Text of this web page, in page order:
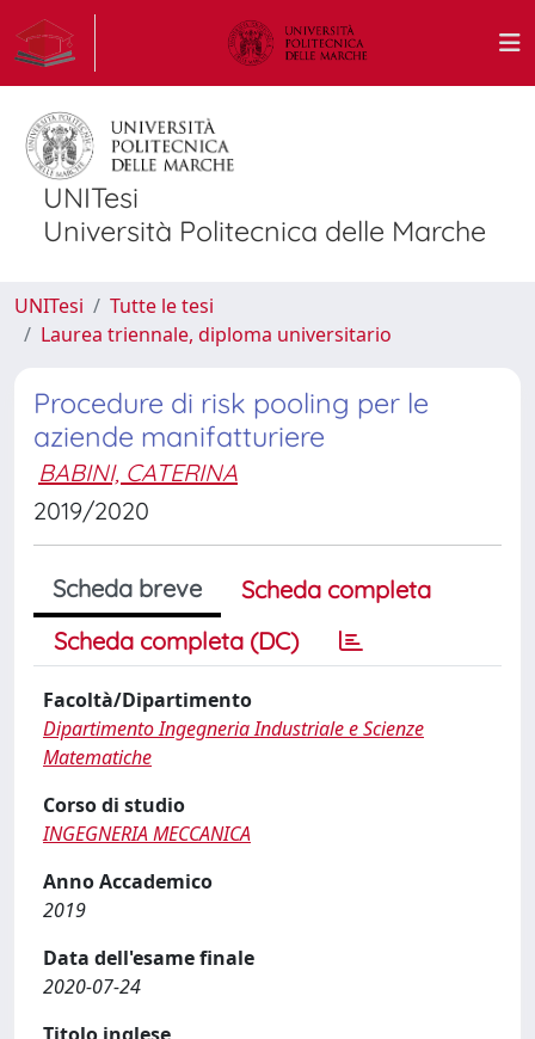
UNITesi
Università Politecnica delle Marche
UNITesi
Tutte le tesi
Laurea triennale, diploma universitario
Procedure di risk pooling per le
aziende manifatturiere
BABINI, CATERINA
2019/2020
Scheda breve
Scheda completa
Scheda completa (DC)
Facoltà/Dipartimento
Dipartimento Ingegneria Industriale e Scienze
Matematiche
Corso di studio
INGEGNERIA MECCANICA
Anno Accademico
2019
Data dell'esame finale
2020-07-24